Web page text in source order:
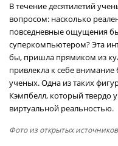
В течение десятилетий
вопросом: насколько
повседневные ощущения
суперкомпьютером? Эта
бы, пришла прямиком из
привлекла к себе
ученых. Одна из таких
Кэмпбелл, который твердо
виртуальной реальностью.
Фото из открытых источников